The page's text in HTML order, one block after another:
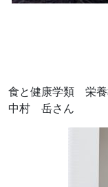
食と健康学類 栄
中村 岳さん